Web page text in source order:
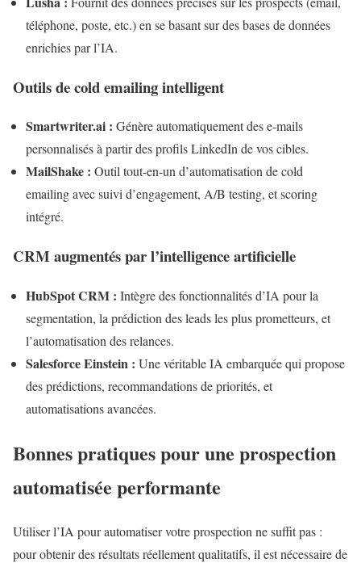
téléphone, poste, etc.) en se basant sur des bases de données
enrichies par l’IA.
Outils de cold emailing intelligent
Smartwriter.ai : Génère automatiquement des e-mails
personnalisés à partir des profils LinkedIn de vos cibles.
MailShake : Outil tout-en-un d’automatisation de cold
emailing avec suivi d’engagement, A/B testing, et scoring
intégré.
CRM augmentés par l’intelligence artificielle
HubSpot CRM : Intègre des fonctionnalités d’IA pour la
segmentation, la prédiction des leads les plus prometteurs, et
l’automatisation des relances.
Salesforce Einstein : Une véritable IA embarquée qui propose
des prédictions, recommandations de priorités, et
automatisations avancées.
Bonnes pratiques pour une prospection
automatisée performante
Utiliser l’IA pour automatiser votre prospection ne suffit pas :
pour obtenir des résultats réellement qualitatifs, il est nécessaire de